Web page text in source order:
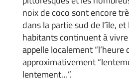
noix de coco sont encore
dans la partie sud de l’île,
habitants continuent à vivre
appelle localement “l’heure
approximativement
lentement…”.